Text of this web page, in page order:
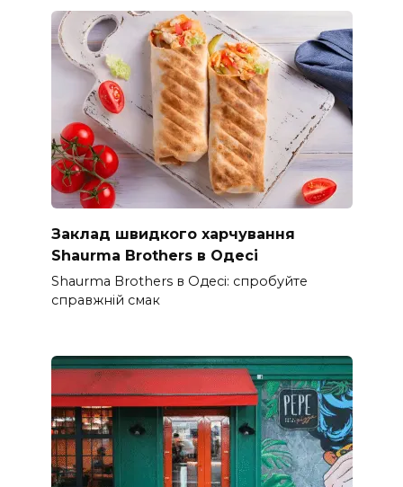
Заклад швидкого харчування
Shaurma Brothers в Одесі
Shaurma Brothers в Одесі: спробуйте
справжній смак